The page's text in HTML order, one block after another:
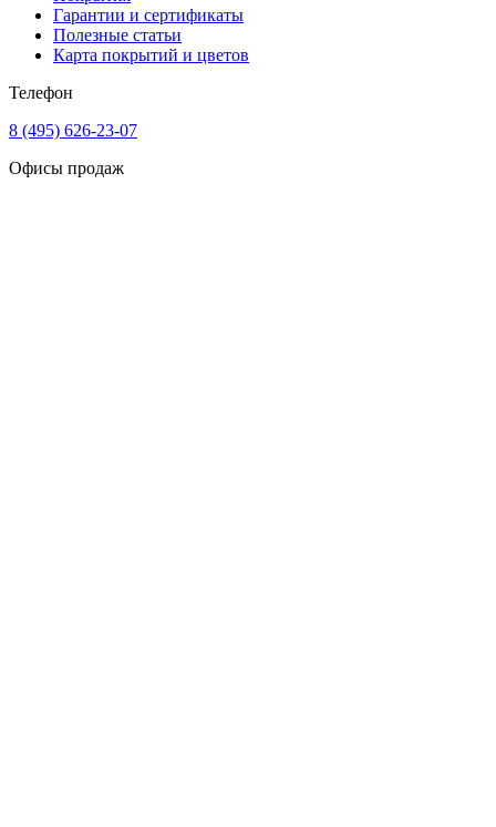
Гарантии и сертификаты
Полезные статьи
Карта покрытий и цветов
Телефон
8 (495) 626-23-07
Офисы продаж